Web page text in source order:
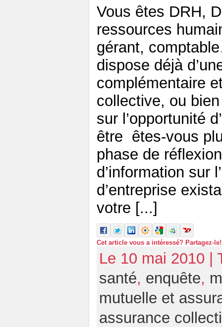
Vous êtes DRH,
ressources
gérant,
dispose déjà
complémentaire
collective, ou
sur l’opportunité
être êtes-vous
phase de
d’information sur
d’entreprise
votre [...]
Cet article vous a intéressé? Partagez-le!
Le 10 mai 2010 |
santé, enquête,
mutuelle et
assurance